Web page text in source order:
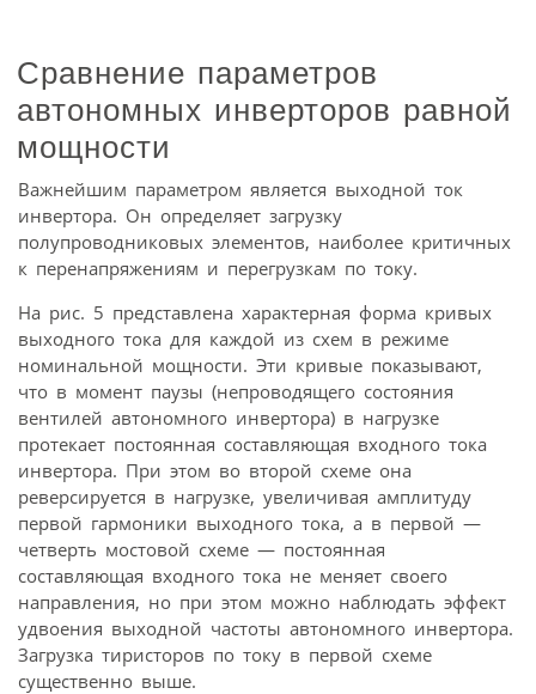
Сравнение параметров
автономных инверторов равной
мощности
Важнейшим параметром является выходной ток
инвертора. Он определяет загрузку
полупроводниковых элементов, наиболее критичных
к перенапряжениям и перегрузкам по току.
На рис. 5 представлена характерная форма кривых
выходного тока для каждой из схем в режиме
номинальной мощности. Эти кривые показывают,
что в момент паузы (непроводящего состояния
вентилей автономного инвертора) в нагрузке
протекает постоянная составляющая входного тока
инвертора. При этом во второй схеме она
реверсируется в нагрузке, увеличивая амплитуду
первой гармоники выходного тока, а в первой —
четверть мостовой схеме — постоянная
составляющая входного тока не меняет своего
направления, но при этом можно наблюдать эффект
удвоения выходной частоты автономного инвертора.
Загрузка тиристоров по току в первой схеме
существенно выше.